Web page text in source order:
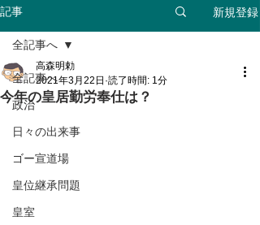
記事 新規登録
全記事へ
政治
日々の出来事
ゴー宣道場
皇位継承問題
皇室
全記事へ
今年の皇居勤労奉仕は？
高森明勅
2021年3月22日 読了時間: 1分